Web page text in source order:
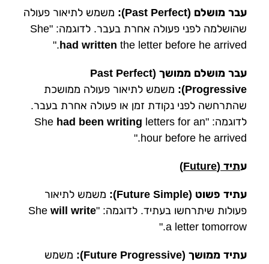
עבר מושלם (Past Perfect):
משמש לתיאור פעולה
שהושלמה לפני פעולה אחרת בעבר. לדוגמה: "She
had written the letter before he arrived."
עבר מושלם ממושך (Past Perfect
Progressive):
משמש לתיאור פעולה ממושכת
שהתרחשה לפני נקודת זמן או פעולה אחרת בעבר.
לדוגמה: "She
had been writing letters for an
hour before he arrived."
עתיד (Future)
עתיד פשוט (Future Simple):
משמש לתיאור
פעולות שיתרחשו בעתיד. לדוגמה: "Shewill write
a letter tomorrow."
עתיד ממושך (Future Progressive):
משמש